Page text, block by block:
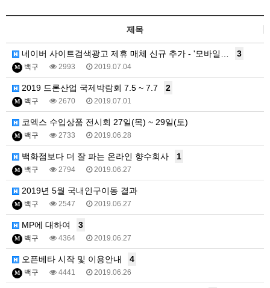
제목
네이버 사이트검색광고 제휴 매체 신규 추가 - '모바일… 3
M 백구 2993 2019.07.04
2019 드론산업 국제박람회 7.5 ~ 7.7 2
M 백구 2670 2019.07.01
코엑스 수입상품 전시회 27일(목) ~ 29일(토)
M 백구 2733 2019.06.28
백화점보다 더 잘 파는 온라인 향수회사 1
M 백구 2794 2019.06.27
2019년 5월 국내인구이동 결과
M 백구 2547 2019.06.27
MP에 대하여 3
M 백구 4364 2019.06.27
오픈베타 시작 및 이용안내 4
M 백구 4441 2019.06.26